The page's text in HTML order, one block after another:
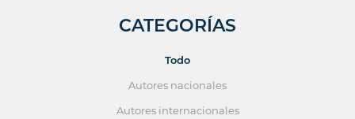
CATEGORÍAS
Todo
Autores nacionales
Autores internacionales